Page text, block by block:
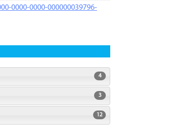
0000-0000-000000039796-
4
3
12